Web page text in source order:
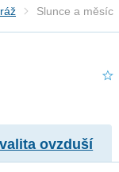
Slunce a měsíc
ovzduší